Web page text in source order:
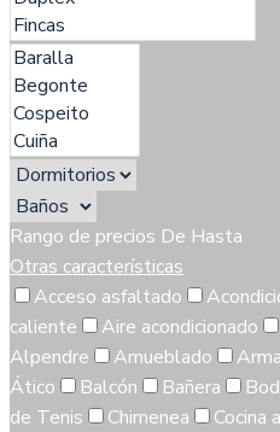
Rango de precios De Hasta
Otras características
Acceso asfaltado
caliente
Aire acondicionado
Alpendre
Amueblado
Ático
Balcón Bañera
de Tenis
Chimenea Cocina